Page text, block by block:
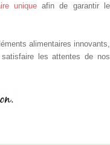
uniqueafin de garantir le
alimentaires innovants,
les attentes de nos